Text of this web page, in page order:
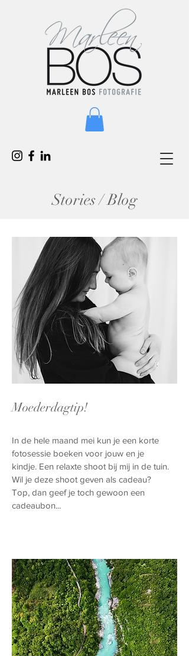
Stories / Blog
Moederdagtip!
In de hele maand mei kun je een korte
fotosessie boeken voor jouw en je
kindje. Een relaxte shoot bij mij in de tuin.
Wil je deze shoot geven als cadeau?
Top, dan geef je toch gewoon een
cadeaubon...